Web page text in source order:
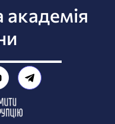
академія